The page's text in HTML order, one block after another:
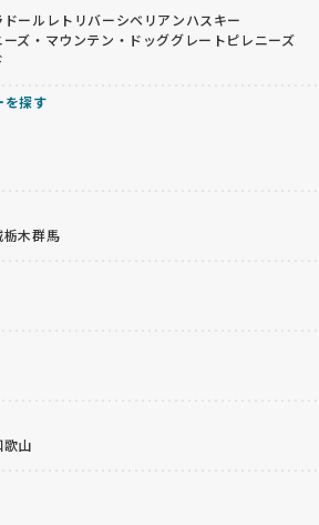
ドールレトリバーシベリアンハスキー
ーズ・マウンテン・ドッググレートピレニーズ
を探す
栃木群馬
歌山